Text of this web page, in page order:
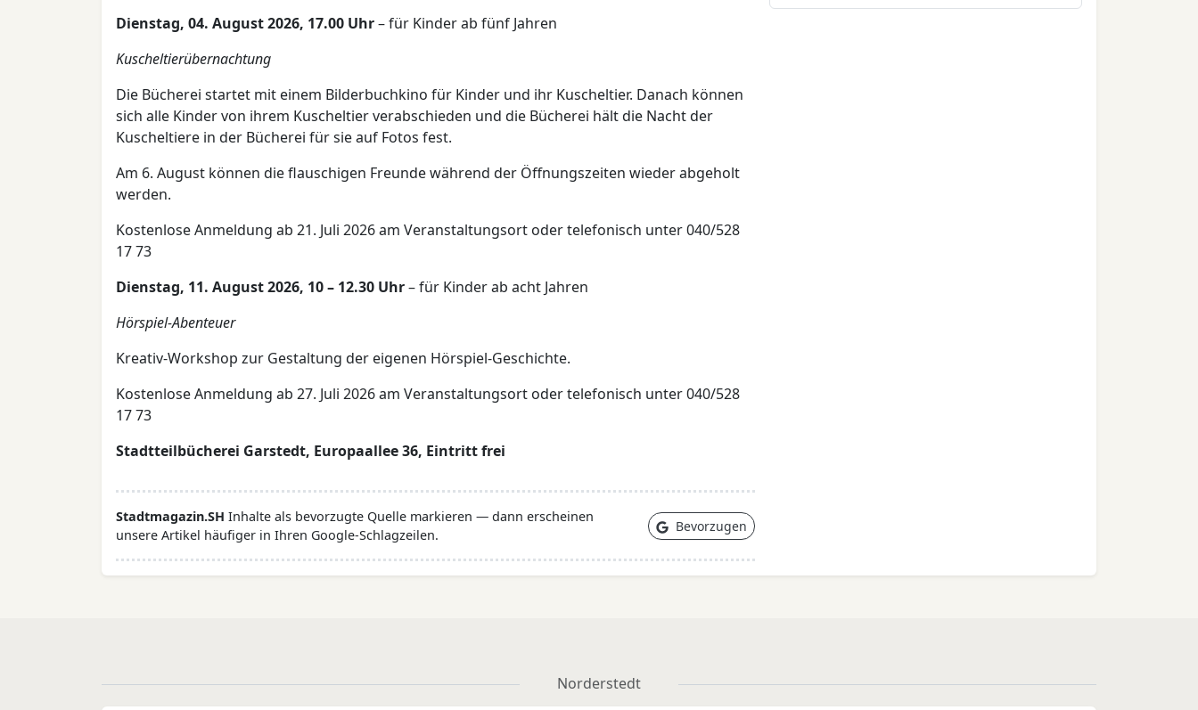
Dienstag, 04. August 2026, 17.00 Uhr– für Kinder ab fünf Jahren
Kuscheltierübernachtung
Die Bücherei startet mit einem Bilderbuchkino für Kinder und ihr Kuscheltier. Danach können
sich alle Kinder von ihrem Kuscheltier verabschieden und die Bücherei hält die Nacht der
Kuscheltiere in der Bücherei für sie auf Fotos fest.
Am 6. August können die flauschigen Freunde während der Öffnungszeiten wieder abgeholt
werden.
Kostenlose Anmeldung ab 21. Juli 2026 am Veranstaltungsort oder telefonisch unter 040/528
17 73
Dienstag, 11. August 2026, 10 – 12.30 Uhr– für Kinder ab acht Jahren
Hörspiel-Abenteuer
Kreativ-Workshop zur Gestaltung der eigenen Hörspiel-Geschichte.
Kostenlose Anmeldung ab 27. Juli 2026 am Veranstaltungsort oder telefonisch unter 040/528
17 73
Stadtteilbücherei Garstedt, Europaallee 36, Eintritt frei
Stadtmagazin.SH Inhalte als bevorzugte Quelle markieren — dann erscheinen
unsere Artikel häufiger in Ihren Google-Schlagzeilen.
Bevorzugen
Norderstedt